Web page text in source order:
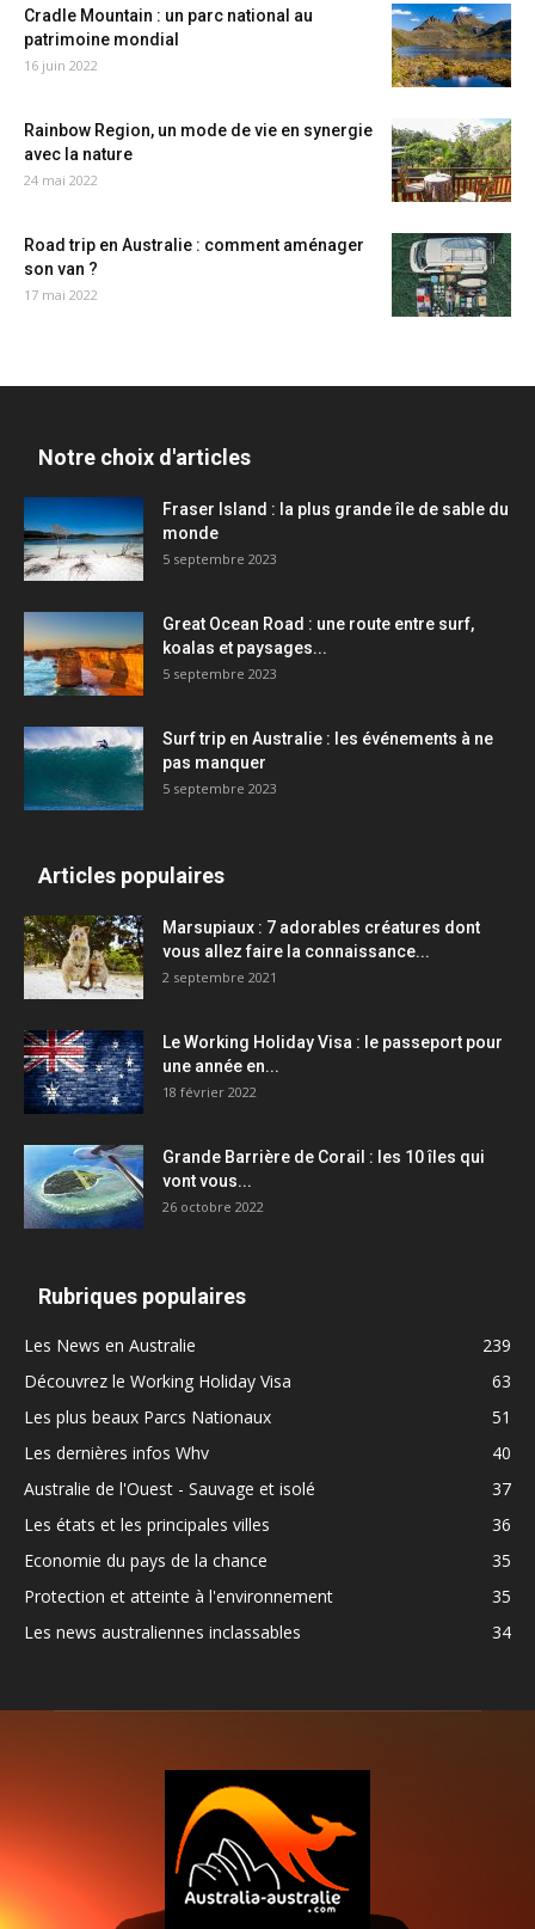
Cradle Mountain : un parc national au
patrimoine mondial
16 juin 2022
Rainbow Region, un mode de vie en synergie
avec la nature
24 mai 2022
Road trip en Australie : comment aménager
son van ?
17 mai 2022
Notre choix d'articles
Fraser Island : la plus grande île de sable du
monde
5 septembre 2023
Great Ocean Road : une route entre surf,
koalas et paysages...
5 septembre 2023
Surf trip en Australie : les événements à ne
pas manquer
5 septembre 2023
Articles populaires
Marsupiaux : 7 adorables créatures dont
vous allez faire la connaissance...
2 septembre 2021
Le Working Holiday Visa : le passeport pour
une année en...
18 février 2022
Grande Barrière de Corail : les 10 îles qui
vont vous...
26 octobre 2022
Rubriques populaires
Les News en Australie
239
Découvrez le Working Holiday Visa
63
Les plus beaux Parcs Nationaux
51
Les dernières infos Whv
40
Australie de l'Ouest - Sauvage et isolé
37
Les états et les principales villes
36
Economie du pays de la chance
35
Protection et atteinte à l'environnement
35
Les news australiennes inclassables
34